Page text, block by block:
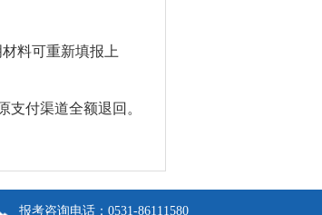
料可重新填报上
付渠道全额退回。
报考咨询电话：0531-86111580